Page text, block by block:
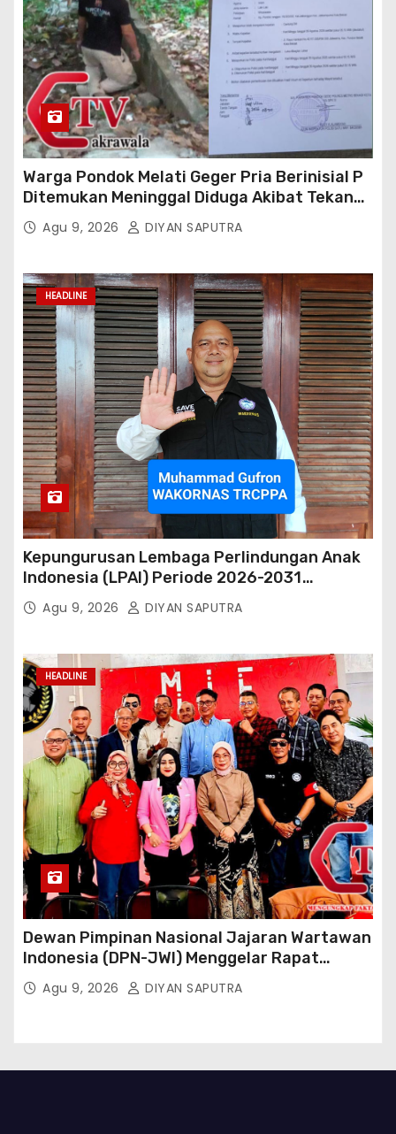
Warga Pondok Melati Geger Pria Berinisial P
Ditemukan Meninggal Diduga Akibat Tekanan
Hutang
Agu 9, 2026 DIYAN SAPUTRA
HEADLINE
Kepungurusan Lembaga Perlindungan Anak
Indonesia (LPAI) Periode 2026-2031
Terbentuk, Wakil Kordinator Nasional Tim
Reaksi Cepat Perlindungan Perempuan Anak
Mengapresiasi Dan Beri Selamat
Agu 9, 2026 DIYAN SAPUTRA
HEADLINE
Dewan Pimpinan Nasional Jajaran Wartawan
Indonesia (DPN-JWI) Menggelar Rapat
Konsolidasi Dan Restrukturisasi Di Jakarta
Agu 9, 2026 DIYAN SAPUTRA